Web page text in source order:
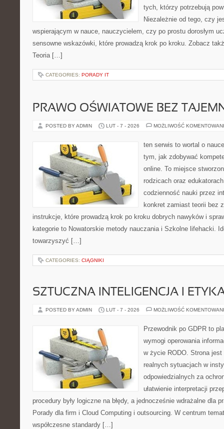
tych, którzy potrzebują
Niezależnie od tego, czy
wspierającym w nauce, nauczycielem, czy po prostu dorosłym
sensowne wskazówki, które prowadzą krok po kroku. Zobacz
Teoria […]
CATEGORIES: PORADY IT
PRAWO OŚWIATOWE BEZ
POSTED BY ADMIN LUT - 7 - 2026 MOŻLIWOŚĆ
ten serwis to wortal o
tym, jak zdobywać
online. To miejsce
rodzicach oraz
codzienność nauki przez
konkret zamiast teorii bez
instrukcje, które prowadzą krok po kroku dobrych nawyków i
kategorie to Nowatorskie metody nauczania i Szkolne lifehacki.
towarzyszyć […]
CATEGORIES: CIĄGNIKI
SZTUCZNA INTELIGENCJA I
POSTED BY ADMIN LUT - 7 - 2026 MOŻLIWOŚĆ
Przewodnik po GDPR to
wymogi operowania
w życie RODO. Strona
realnych sytuacjach w
odpowiedzialnych za
ułatwienie interpretacji
procedury były logiczne na błędy, a jednocześnie wdrażalne dla
Porady dla firm i Cloud Computing i outsourcing. W centrum
współczesne standardy […]